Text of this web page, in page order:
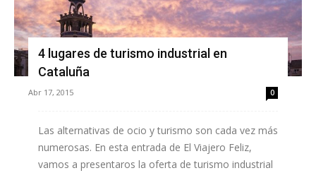
4 lugares de turismo industrial en
Cataluña
Abr 17, 2015 0
Las alternativas de ocio y turismo son cada vez más
numerosas. En esta entrada de El Viajero Feliz,
vamos a presentaros la oferta de turismo industrial